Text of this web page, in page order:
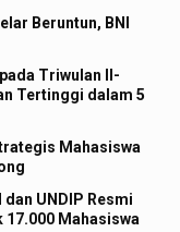
Beruntun, BNI
Triwulan II-
Tertinggi dalam 5
Mahasiswa
UNDIP Resmi
Mahasiswa